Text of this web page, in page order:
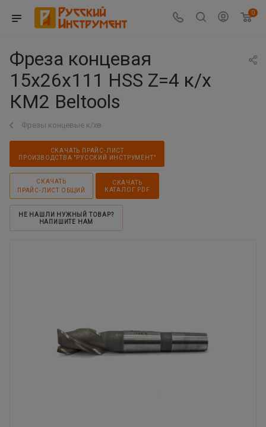
0
Фреза концевая
15х26х111 HSS Z=4 к/х
КМ2 Beltools
Фрезы концевые к/хв
СКАЧАТЬ ПРАЙС-ЛИСТ
ПРОИЗВОДСТВА "РУССКИЙ ИНСТРУМЕНТ"
СКАЧАТЬ
ПРАЙС-ЛИСТ ОБЩИЙ
СКАЧАТЬ
КАТАЛОГ PDF
НЕ НАШЛИ НУЖНЫЙ ТОВАР?
НАПИШИТЕ НАМ